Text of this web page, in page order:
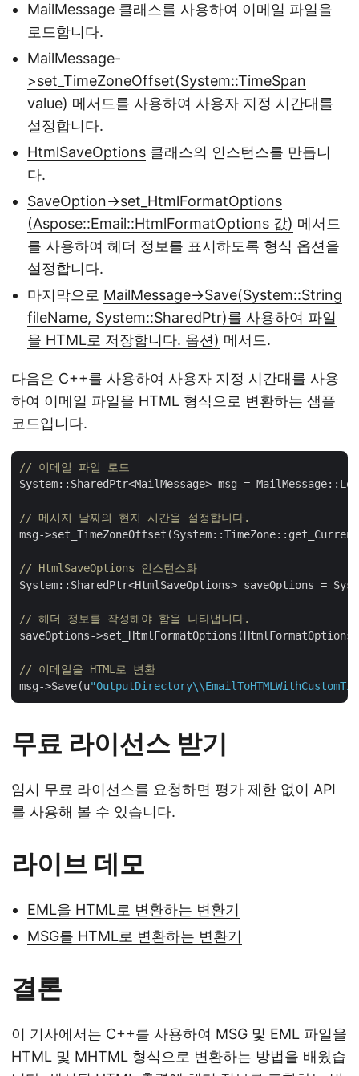
MailMessage 클래스를 사용하여 이메일 파일을
로드합니다.
MailMessage-
>set_TimeZoneOffset(System::TimeSpan
value) 메서드를 사용하여 사용자 지정 시간대를
설정합니다.
HtmlSaveOptions 클래스의 인스턴스를 만듭니
다.
SaveOption->set_HtmlFormatOptions
(Aspose::Email::HtmlFormatOptions 값) 메서드
를 사용하여 헤더 정보를 표시하도록 형식 옵션을
설정합니다.
마지막으로 MailMessage->Save(System::String
fileName, System::SharedPtr)를 사용하여 파일
을 HTML로 저장합니다. 옵션) 메서드.
다음은 C++를 사용하여 사용자 지정 시간대를 사용
하여 이메일 파일을 HTML 형식으로 변환하는 샘플
코드입니다.
// 이메일 파일 로드
System::SharedPtr<MailMessage> msg =
// 메시지 날짜의 현지 시간을 설정합니다.
msg-
// HtmlSaveOptions 인스턴스화
System::SharedPtr<HtmlSaveOptions> saveOptions =
// 헤더 정보를 작성해야 함을 나타냅니다.
saveOptions-
// 이메일을 HTML로 변환
msg->Save(u
무료 라이선스 받기
임시 무료 라이선스를 요청하면 평가 제한 없이 API
를 사용해 볼 수 있습니다.
라이브 데모
EML을 HTML로 변환하는 변환기
MSG를 HTML로 변환하는 변환기
결론
이 기사에서는 C++를 사용하여 MSG 및 EML 파일을
HTML 및 MHTML 형식으로 변환하는 방법을 배웠습